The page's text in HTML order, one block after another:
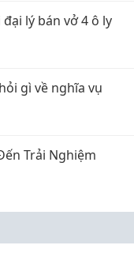
lý bán vở 4 ô ly
gì về nghĩa vụ
Trải Nghiệm